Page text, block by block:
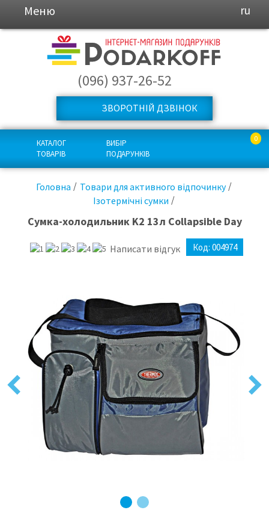
Меню ru
(096) 937-26-52
ЗВОРОТНІЙ ДЗВІНОК
КАТАЛОГ
ТОВАРІВ
ВИБІР
ПОДАРУНКІВ
0
Головна
Товари для активного відпочинку
Ізотермічні сумки
Сумка-холодильник K2 13л Collapsible Day
Написати відгук Код: 004974
Previous Next